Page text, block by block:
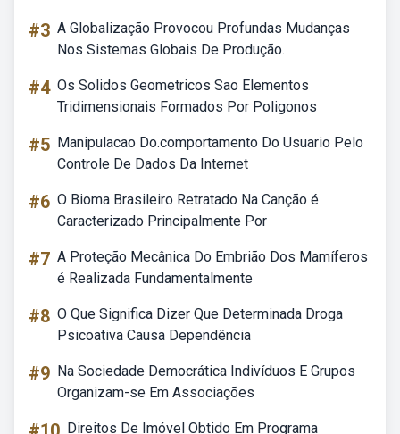
#3 A Globalização Provocou Profundas Mudanças
Nos Sistemas Globais De Produção.
#4 Os Solidos Geometricos Sao Elementos
Tridimensionais Formados Por Poligonos
#5 Manipulacao Do.comportamento Do Usuario Pelo
Controle De Dados Da Internet
#6 O Bioma Brasileiro Retratado Na Canção é
Caracterizado Principalmente Por
#7 A Proteção Mecânica Do Embrião Dos Mamíferos
é Realizada Fundamentalmente
#8 O Que Significa Dizer Que Determinada Droga
Psicoativa Causa Dependência
#9 Na Sociedade Democrática Indivíduos E Grupos
Organizam-se Em Associações
Direitos De Imóvel Obtido Em Programa